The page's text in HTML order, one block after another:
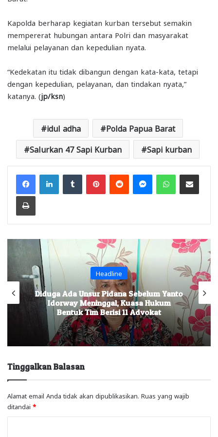
Kapolda berharap kegiatan kurban tersebut semakin
mempererat hubungan antara Polri dan masyarakat
melalui pelayanan dan kepedulian nyata.
“Kedekatan itu tidak dibangun dengan kata-kata, tetapi
dengan kepedulian, pelayanan, dan tindakan nyata,”
katanya. (jp/ksn)
idul adha Polda Papua Barat
Salurkan 47 Sapi Kurban Sapi kurban
FacebookLinkedInTumblr PinterestReddit MessengerWhatsAppShare via Email
Print
Headline
Diduga Ada Unsur Pidana Sebelum Yanto
Idorway Meninggal, Kuasa Hukum
Bentuk Tim Berisi 11 Advokat
Tinggalkan Balasan
Alamat email Anda tidak akan dipublikasikan. Ruas yang wajib
ditandai *